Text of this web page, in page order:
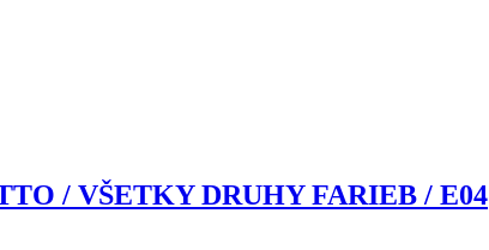
/ VŠETKY DRUHY FARIEB / E04